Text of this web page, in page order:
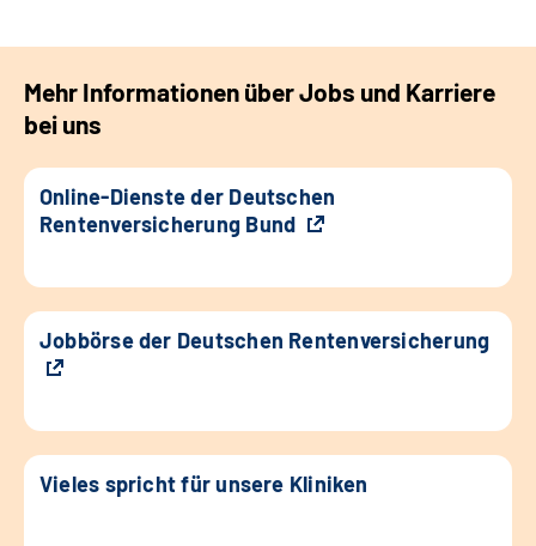
Mehr Informationen über Jobs und Karriere
bei uns
Online-Dienste der Deutschen
Rentenversicherung Bund
Jobbörse der Deutschen Rentenversicherung
Vieles spricht für unsere Kliniken